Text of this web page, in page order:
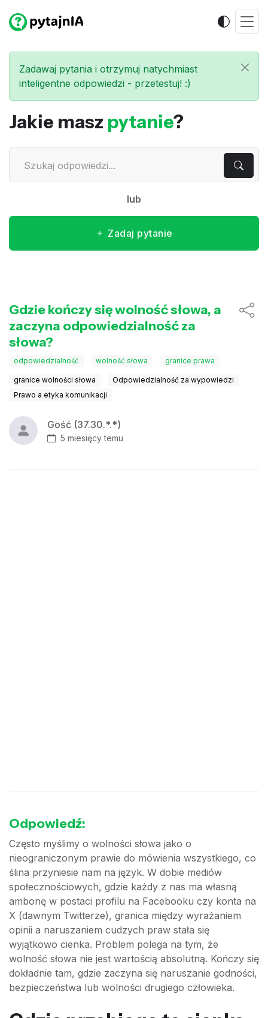
Zadawaj pytania i otrzymuj natychmiast
inteligentne odpowiedzi - przetestuj! :)
Jakie masz pytanie?
lub
Zadaj pytanie
Gdzie kończy się wolność słowa, a
zaczyna odpowiedzialność za
słowa?
odpowiedzialność wolność słowa granice prawa
granice wolności słowa
Odpowiedzialność za wypowiedzi
Prawo a etyka komunikacji
Gość (37.30.*.*)
5 miesięcy temu
Odpowiedź:
Często myślimy o wolności słowa jako o
nieograniczonym prawie do mówienia wszystkiego, co
ślina przyniesie nam na język. W dobie mediów
społecznościowych, gdzie każdy z nas ma własną
ambonę w postaci profilu na Facebooku czy konta na
X (dawnym Twitterze), granica między wyrażaniem
opinii a naruszaniem cudzych praw stała się
wyjątkowo cienka. Problem polega na tym, że
wolność słowa nie jest wartością absolutną. Kończy się
dokładnie tam, gdzie zaczyna się naruszanie godności,
bezpieczeństwa lub wolności drugiego człowieka.